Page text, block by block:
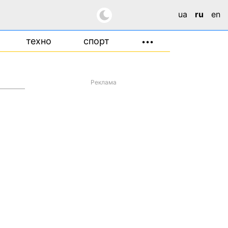
ua ru en
техно спорт •••
Реклама